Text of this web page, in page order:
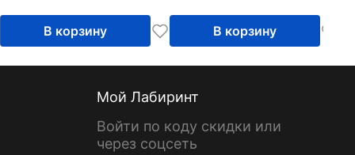
"Волшебный"
В корзину В корзину
Мой Лабиринт
Войти по коду скидки или
через соцсеть